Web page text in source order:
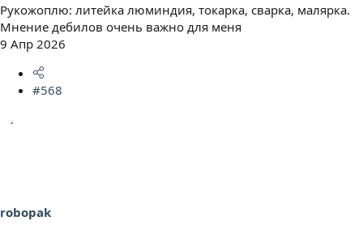
Рукожоплю: литейка люминдия, токарка, сварка, малярка.
Мнение дебилов очень важно для меня
9 Апр 2026
#568
robopak